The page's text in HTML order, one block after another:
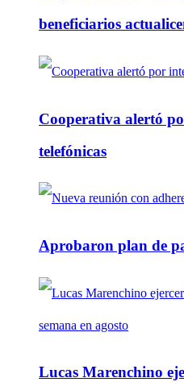
beneficiarios
Cooperativa alertó
telefónicas
Aprobaron plan de
Lucas Marenchino